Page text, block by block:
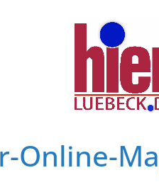
Online-